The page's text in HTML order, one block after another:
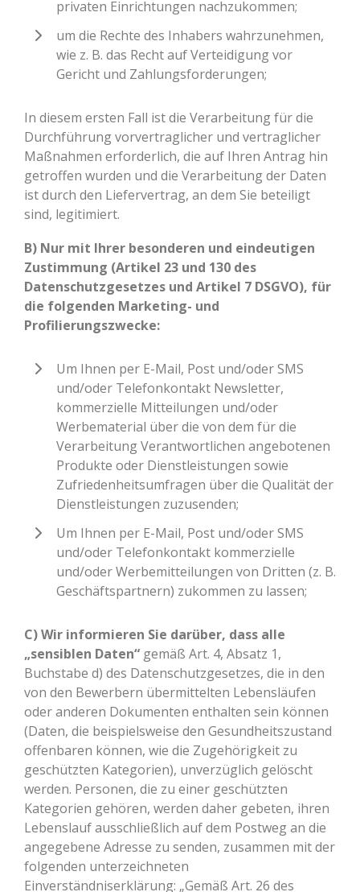
privaten Einrichtungen nachzukommen;
um die Rechte des Inhabers wahrzunehmen,
wie z. B. das Recht auf Verteidigung vor
Gericht und Zahlungsforderungen;
In diesem ersten Fall ist die Verarbeitung für die
Durchführung vorvertraglicher und vertraglicher
Maßnahmen erforderlich, die auf Ihren Antrag hin
getroffen wurden und die Verarbeitung der Daten
ist durch den Liefervertrag, an dem Sie beteiligt
sind, legitimiert.
B) Nur mit Ihrer besonderen und eindeutigen
Zustimmung (Artikel 23 und 130 des
Datenschutzgesetzes und Artikel 7 DSGVO), für
die folgenden Marketing- und
Profilierungszwecke:
Um Ihnen per E-Mail, Post und/oder SMS
und/oder Telefonkontakt Newsletter,
kommerzielle Mitteilungen und/oder
Werbematerial über die von dem für die
Verarbeitung Verantwortlichen angebotenen
Produkte oder Dienstleistungen sowie
Zufriedenheitsumfragen über die Qualität der
Dienstleistungen zuzusenden;
Um Ihnen per E-Mail, Post und/oder SMS
und/oder Telefonkontakt kommerzielle
und/oder Werbemitteilungen von Dritten (z. B.
Geschäftspartnern) zukommen zu lassen;
C) Wir informieren Sie darüber, dass alle
„sensiblen Daten“ gemäß Art. 4, Absatz 1,
Buchstabe d) des Datenschutzgesetzes, die in den
von den Bewerbern übermittelten Lebensläufen
oder anderen Dokumenten enthalten sein können
(Daten, die beispielsweise den Gesundheitszustand
offenbaren können, wie die Zugehörigkeit zu
geschützten Kategorien), unverzüglich gelöscht
werden. Personen, die zu einer geschützten
Kategorien gehören, werden daher gebeten, ihren
Lebenslauf ausschließlich auf dem Postweg an die
angegebene Adresse zu senden, zusammen mit der
folgenden unterzeichneten
Einverständniserklärung: „Gemäß Art. 26 des